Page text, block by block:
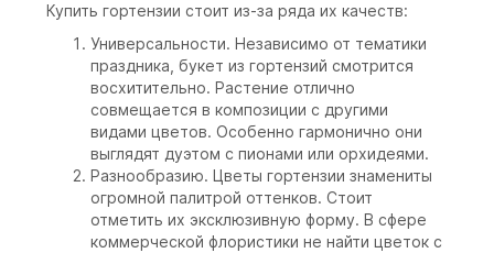
Купить гортензии стоит из-за ряда их качеств:
Универсальности. Независимо от тематики
праздника, букет из гортензий смотрится
восхитительно. Растение отлично
совмещается в композиции с другими
видами цветов. Особенно гармонично они
выглядят дуэтом с пионами или орхидеями.
Разнообразию. Цветы гортензии знамениты
огромной палитрой оттенков. Стоит
отметить их эксклюзивную форму. В сфере
коммерческой флористики не найти цветок с